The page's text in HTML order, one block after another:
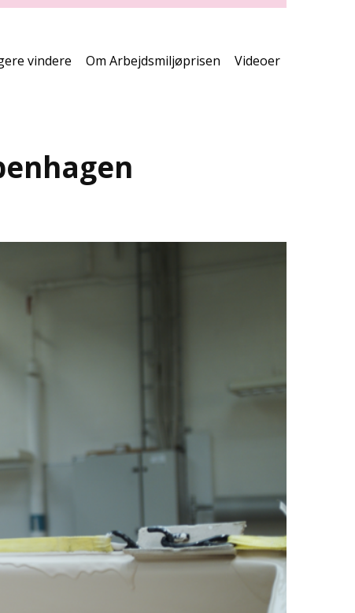
vindere Om Arbejdsmiljøprisen Videoer